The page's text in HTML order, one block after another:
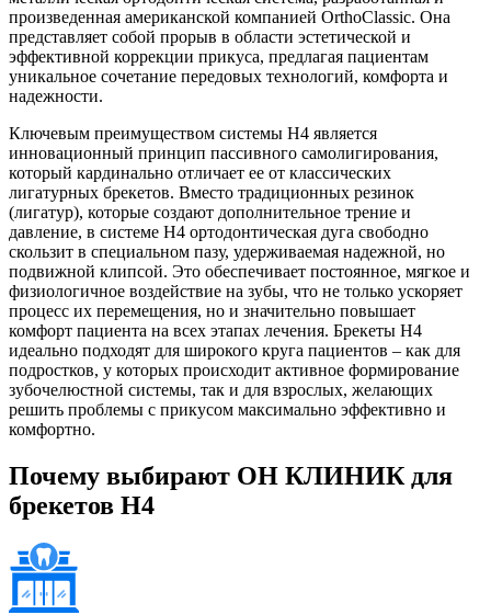
произведенная американской компанией OrthoClassic. Она
представляет собой прорыв в области эстетической и
эффективной коррекции прикуса, предлагая пациентам
уникальное сочетание передовых технологий, комфорта и
надежности.
Ключевым преимуществом системы H4 является
инновационный принцип пассивного самолигирования,
который кардинально отличает ее от классических
лигатурных брекетов. Вместо традиционных резинок
(лигатур), которые создают дополнительное трение и
давление, в системе H4 ортодонтическая дуга свободно
скользит в специальном пазу, удерживаемая надежной, но
подвижной клипсой. Это обеспечивает постоянное, мягкое и
физиологичное воздействие на зубы, что не только ускоряет
процесс их перемещения, но и значительно повышает
комфорт пациента на всех этапах лечения. Брекеты H4
идеально подходят для широкого круга пациентов – как для
подростков, у которых происходит активное формирование
зубочелюстной системы, так и для взрослых, желающих
решить проблемы с прикусом максимально эффективно и
комфортно.
Почему выбирают ОН КЛИНИК для
брекетов H4